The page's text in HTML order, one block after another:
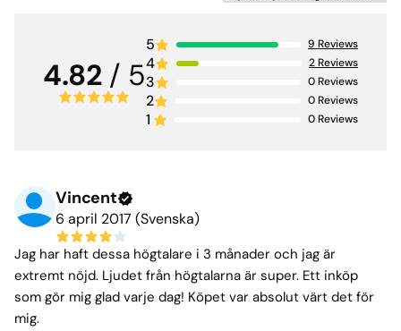
4.82 / 5
5 9 Reviews
4 2Reviews
3 0Reviews
2 0Reviews
1 0Reviews
Vincent
6 april 2017 (Svenska)
Jag har haft dessa högtalare i 3 månader och jag är
extremt nöjd. Ljudet från högtalarna är super. Ett inköp
som gör mig glad varje dag! Köpet var absolut värt det för
mig.